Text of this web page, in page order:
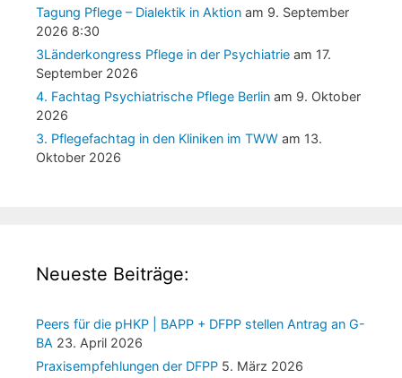
Tagung Pflege – Dialektik in Aktion am 9. September
2026 8:30
3Länderkongress Pflege in der Psychiatrie am 17.
September 2026
4. Fachtag Psychiatrische Pflege Berlin am 9. Oktober
2026
3. Pflegefachtag in den Kliniken im TWW am 13.
Oktober 2026
Neueste Beiträge:
Peers für die pHKP | BAPP + DFPP stellen Antrag an G-
BA 23. April 2026
Praxisempfehlungen der DFPP 5. März 2026